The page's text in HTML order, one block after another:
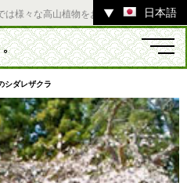
様々な高山植物をお楽しみいただけま
▼ 日本語
お店 スポット
シダレザクラ